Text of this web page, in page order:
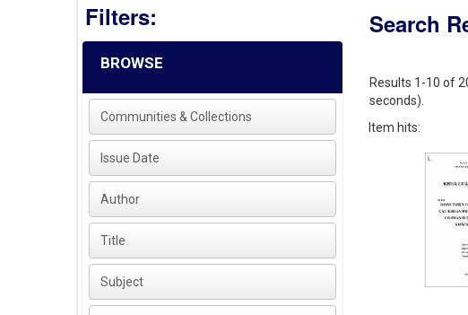
Filters:
BROWSE
Communities & Collections
Issue Date
Author
Title
Subject
Search
Results 1-10 of
seconds).
Item hits: